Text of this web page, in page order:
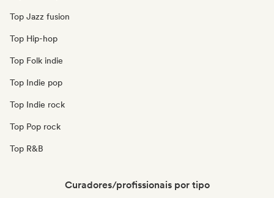
Top Jazz fusion
Top Hip-hop
Top Folk indie
Top Indie pop
Top Indie rock
Top Pop rock
Top R&B
Curadores/profissionais por tipo